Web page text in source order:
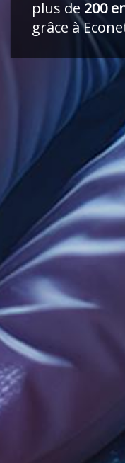
plus de 200
grâce à